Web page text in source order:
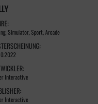
Simulator, Sport, Arcade
Interactive
Interactive